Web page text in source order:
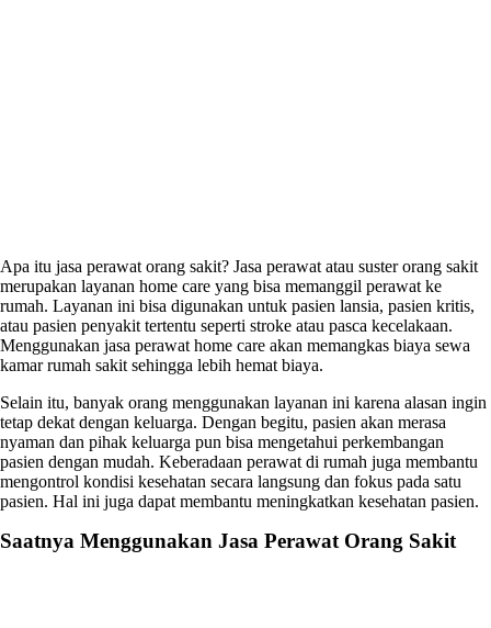
Apa itu jasa perawat orang sakit? Jasa perawat atau suster orang sakit
merupakan layanan home care yang bisa memanggil perawat ke
rumah. Layanan ini bisa digunakan untuk pasien lansia, pasien kritis,
atau pasien penyakit tertentu seperti stroke atau pasca kecelakaan.
Menggunakan jasa perawat home care akan memangkas biaya sewa
kamar rumah sakit sehingga lebih hemat biaya.
Selain itu, banyak orang menggunakan layanan ini karena alasan ingin
tetap dekat dengan keluarga. Dengan begitu, pasien akan merasa
nyaman dan pihak keluarga pun bisa mengetahui perkembangan
pasien dengan mudah. Keberadaan perawat di rumah juga membantu
mengontrol kondisi kesehatan secara langsung dan fokus pada satu
pasien. Hal ini juga dapat membantu meningkatkan kesehatan pasien.
Saatnya Menggunakan Jasa Perawat Orang Sakit